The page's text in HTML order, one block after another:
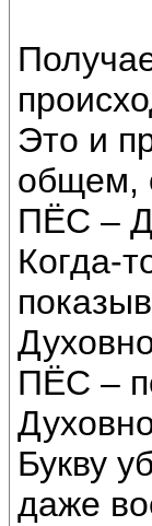
Это и
общем,
ПЁС –
Когда-
ПЁС –
Букву
даже